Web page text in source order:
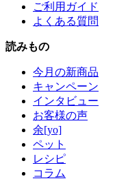
ご利用ガイド
よくある質問
読みもの
今月の新商品
キャンペーン
インタビュー
お客様の声
余[yo]
ペット
レシピ
コラム